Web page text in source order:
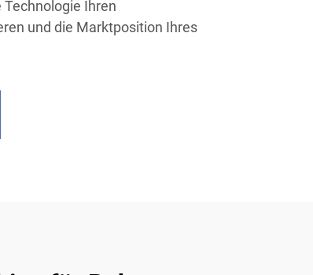
Ihren
und die Marktposition Ihres